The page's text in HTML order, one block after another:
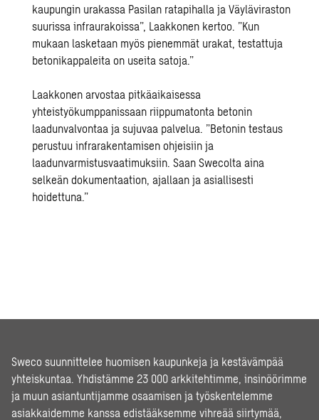
kaupungin urakassa Pasilan ratapihalla ja Väyläviraston
suurissa infraurakoissa”, Laakkonen kertoo. ”Kun
mukaan lasketaan myös pienemmät urakat, testattuja
betonikappaleita on useita satoja.”
Laakkonen arvostaa pitkäaikaisessa
yhteistyökumppanissaan riippumatonta betonin
laadunvalvontaa ja sujuvaa palvelua. ”Betonin testaus
perustuu infrarakentamisen ohjeisiin ja
laadunvarmistusvaatimuksiin. Saan Swecolta aina
selkeän dokumentaation, ajallaan ja asiallisesti
hoidettuna.”
Sweco suunnittelee huomisen kaupunkeja ja kestävämpää
yhteiskuntaa. Yhdistämme 23 000 arkkitehtimme, insinöörimme
ja muun asiantuntijamme osaamisen ja työskentelemme
asiakkaidemme kanssa edistääksemme vihreää siirtymää,